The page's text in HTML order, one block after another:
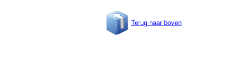
Terug naar boven